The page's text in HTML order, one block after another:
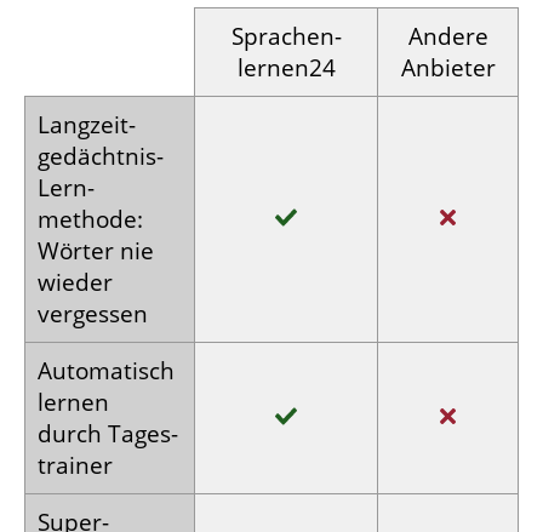
Sprachen­
lernen24
Andere
Anbieter
Langzeit­
gedächtnis-
Lern­
methode:
Wörter nie
wieder
vergessen
Auto­matisch
lernen
durch Tages­
trainer
Super­